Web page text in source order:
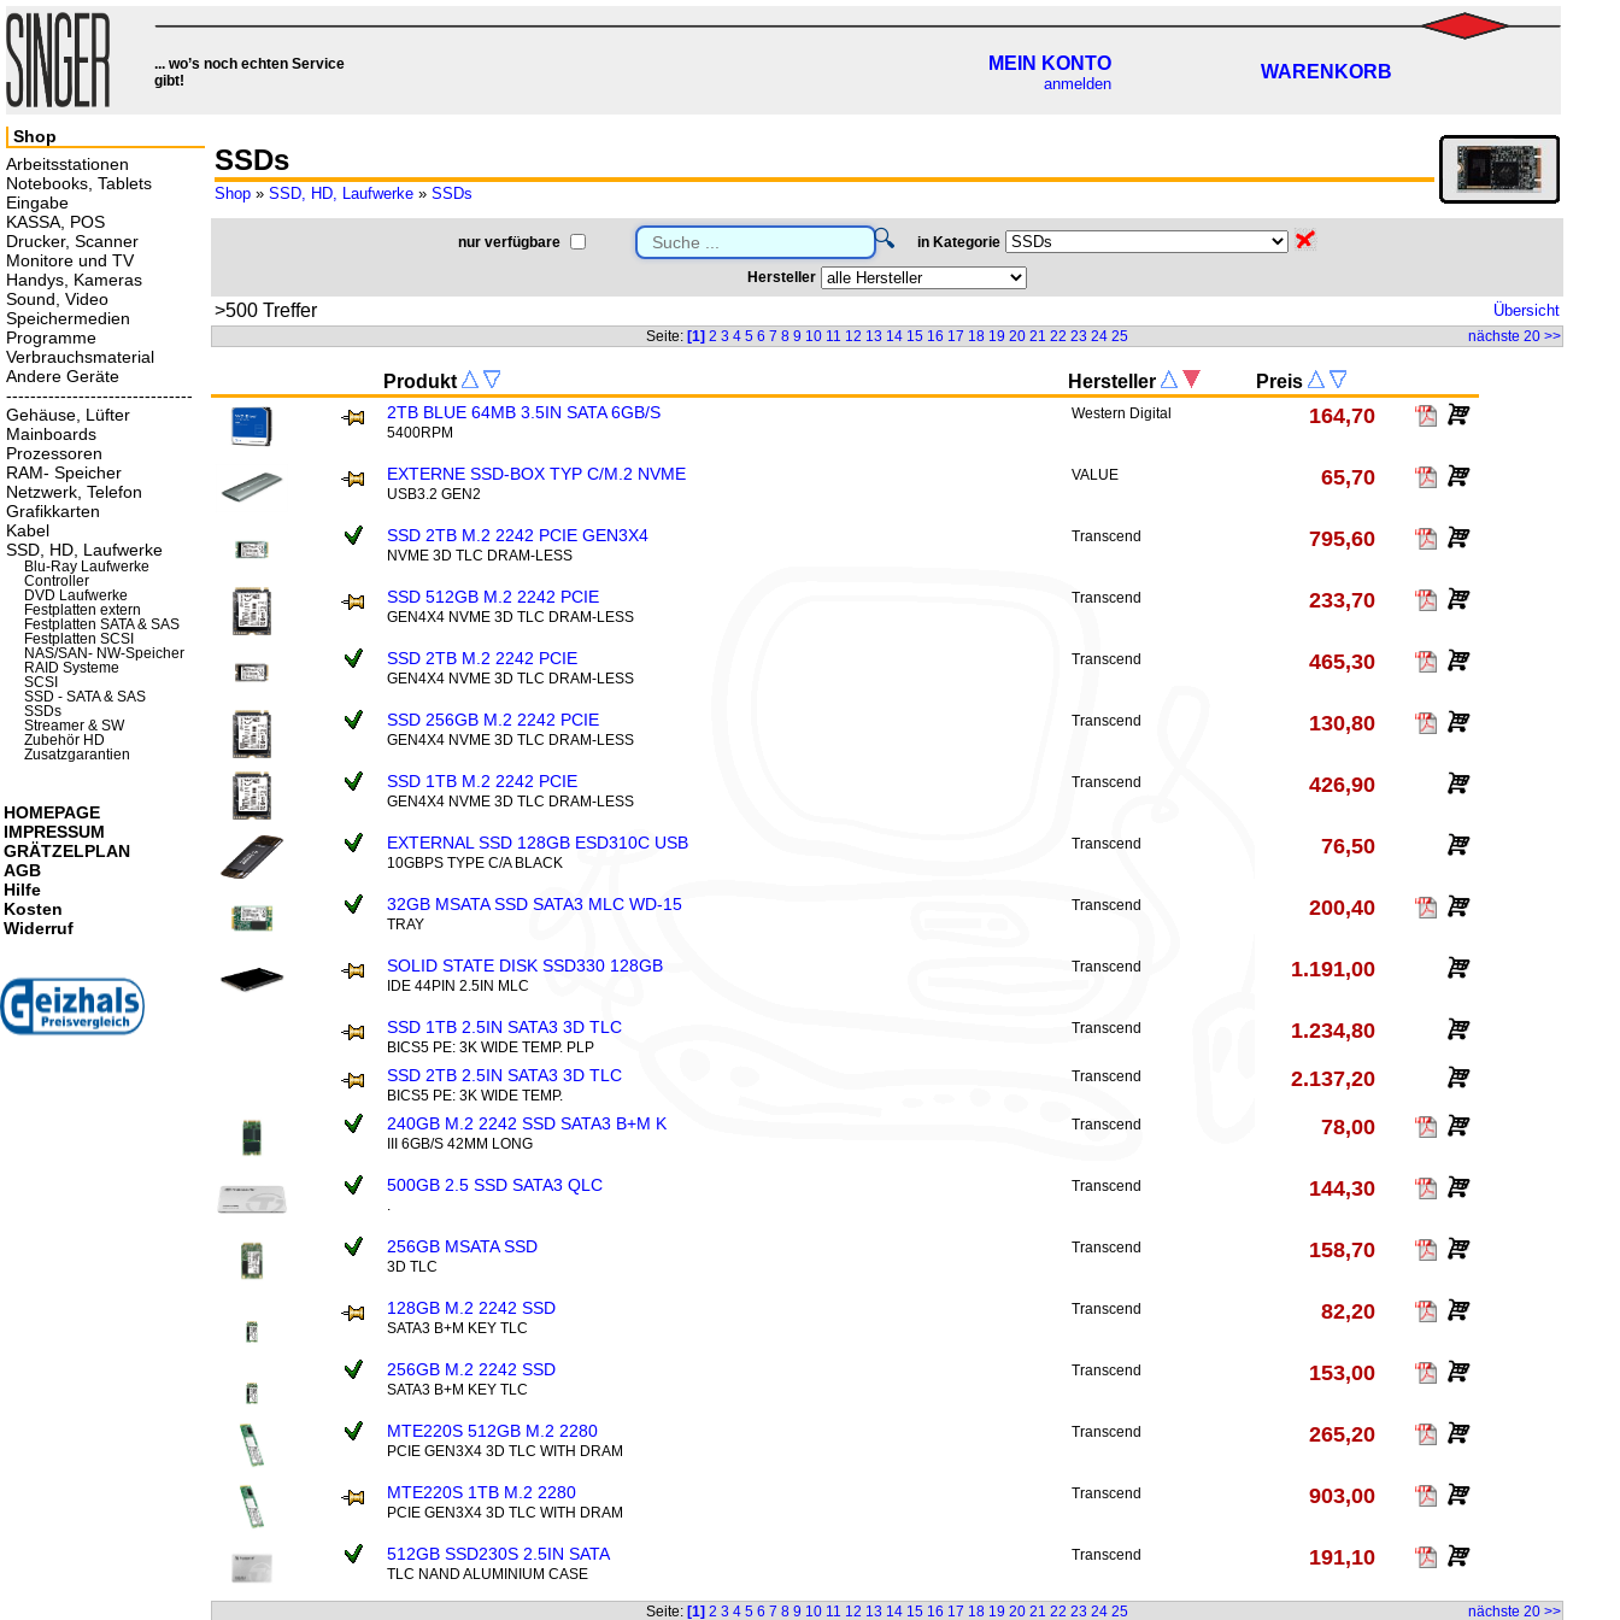
... wo’s noch echten Service
gibt!
MEIN KONTO
anmelden
WARENKORB
SSDs
Shop » SSD, HD, Laufwerke » SSDs
nur verfügbare 🔍 in Kategorie
Hersteller
>500 Treffer Übersicht
Seite: [1] 2 3 4 5 6 7 8 9 10 11 12 13 14 15 16 17 18 19 20 21 22 23 24 25 nächste 20 >>
Produkt Hersteller Preis
2TB BLUE 64MB 3.5IN SATA 6GB/S
5400RPM
Western Digital 164,70
EXTERNE SSD-BOX TYP C/M.2 NVME
USB3.2 GEN2
VALUE 65,70
SSD 2TB M.2 2242 PCIE GEN3X4
NVME 3D TLC DRAM-LESS
Transcend 795,60
SSD 512GB M.2 2242 PCIE
GEN4X4 NVME 3D TLC DRAM-LESS
Transcend 233,70
SSD 2TB M.2 2242 PCIE
GEN4X4 NVME 3D TLC DRAM-LESS
Transcend 465,30
SSD 256GB M.2 2242 PCIE
GEN4X4 NVME 3D TLC DRAM-LESS
Transcend 130,80
SSD 1TB M.2 2242 PCIE
GEN4X4 NVME 3D TLC DRAM-LESS
Transcend 426,90
EXTERNAL SSD 128GB ESD310C USB
10GBPS TYPE C/A BLACK
Transcend 76,50
32GB MSATA SSD SATA3 MLC WD-15
TRAY
Transcend 200,40
SOLID STATE DISK SSD330 128GB
IDE 44PIN 2.5IN MLC
Transcend 1.191,00
SSD 1TB 2.5IN SATA3 3D TLC
BICS5 PE: 3K WIDE TEMP. PLP
Transcend 1.234,80
SSD 2TB 2.5IN SATA3 3D TLC
BICS5 PE: 3K WIDE TEMP.
Transcend 2.137,20
240GB M.2 2242 SSD SATA3 B+M K
III 6GB/S 42MM LONG
Transcend 78,00
500GB 2.5 SSD SATA3 QLC
.
Transcend 144,30
256GB MSATA SSD
3D TLC
Transcend 158,70
128GB M.2 2242 SSD
SATA3 B+M KEY TLC
Transcend 82,20
256GB M.2 2242 SSD
SATA3 B+M KEY TLC
Transcend 153,00
MTE220S 512GB M.2 2280
PCIE GEN3X4 3D TLC WITH DRAM
Transcend 265,20
MTE220S 1TB M.2 2280
PCIE GEN3X4 3D TLC WITH DRAM
Transcend 903,00
512GB SSD230S 2.5IN SATA
TLC NAND ALUMINIUM CASE
Transcend 191,10
Seite: [1] 2 3 4 5 6 7 8 9 10 11 12 13 14 15 16 17 18 19 20 21 22 23 24 25 nächste 20 >>
Shop
Arbeitsstationen
Notebooks, Tablets
Eingabe
KASSA, POS
Drucker, Scanner
Monitore und TV
Handys, Kameras
Sound, Video
Speichermedien
Programme
Verbrauchsmaterial
Andere Geräte
-------------------------------
Gehäuse, Lüfter
Mainboards
Prozessoren
RAM- Speicher
Netzwerk, Telefon
Grafikkarten
Kabel
SSD, HD, Laufwerke
Blu-Ray Laufwerke
Controller
DVD Laufwerke
Festplatten extern
Festplatten SATA & SAS
Festplatten SCSI
NAS/SAN- NW-Speicher
RAID Systeme
SCSI
SSD - SATA & SAS
SSDs
Streamer & SW
Zubehör HD
Zusatzgarantien
HOMEPAGE
IMPRESSUM
GRÄTZELPLAN
AGB
Hilfe
Kosten
Widerruf